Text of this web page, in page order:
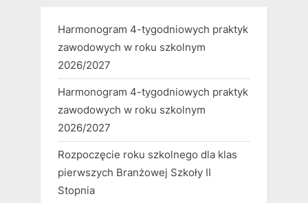
Harmonogram 4-tygodniowych praktyk
zawodowych w roku szkolnym
2026/2027
Harmonogram 4-tygodniowych praktyk
zawodowych w roku szkolnym
2026/2027
Rozpoczęcie roku szkolnego dla klas
pierwszych Branżowej Szkoły II
Stopnia